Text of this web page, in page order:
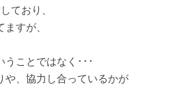
ており、
すが、
うことではなく･･･
や、協力し合っているかが